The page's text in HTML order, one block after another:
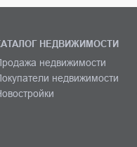
НЕДВИЖИМОСТИ
недвижимости
недвижимости